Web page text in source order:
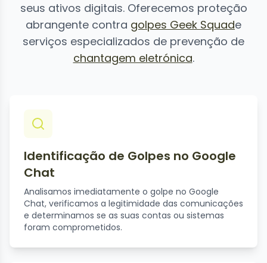
seus ativos digitais. Oferecemos proteção
abrangente contra golpes Geek Squade
serviços especializados de prevenção de
chantagem eletrónica.
Identificação de Golpes no Google
Chat
Analisamos imediatamente o golpe no Google
Chat, verificamos a legitimidade das comunicações
e determinamos se as suas contas ou sistemas
foram comprometidos.